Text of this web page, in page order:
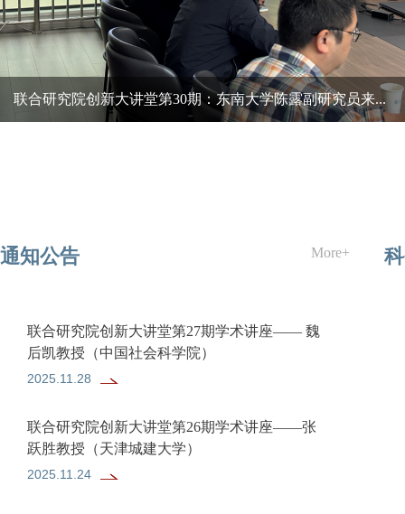
联合研究院创新大讲堂第30期：东南大学陈露副研究员来...
通知公告 More+
联合研究院创新大讲堂第27期学术讲座—— 魏
后凯教授（中国社会科学院）
2025.11.28
联合研究院创新大讲堂第26期学术讲座——张
跃胜教授（天津城建大学）
2025.11.24